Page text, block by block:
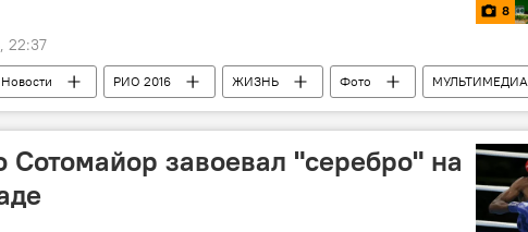
8
22:37
Новости РИО 2016 ЖИЗНЬ Фото МУЛЬТИМЕДИА
Сотомайор завоевал "серебро" на